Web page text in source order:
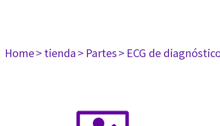
Home> tienda> Partes> ECG de